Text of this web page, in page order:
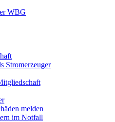
WBG
Stromerzeuger
melden
im Notfall